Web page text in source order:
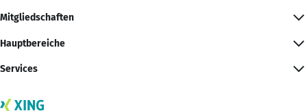
Mitgliedschaften
Hauptbereiche
Services